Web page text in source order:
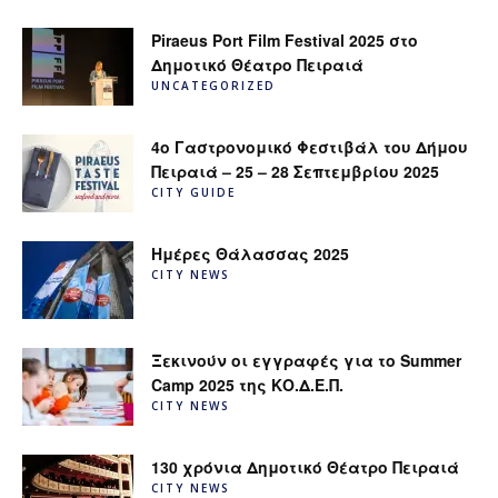
Piraeus Port Film Festival 2025 στο
Δημοτικό Θέατρο Πειραιά
UNCATEGORIZED
4ο Γαστρονομικό Φεστιβάλ του Δήμου
Πειραιά – 25 – 28 Σεπτεμβρίου 2025
CITY GUIDE
Ημέρες Θάλασσας 2025
CITY NEWS
Ξεκινούν οι εγγραφές για το Summer
Camp 2025 της ΚΟ.Δ.Ε.Π.
CITY NEWS
130 χρόνια Δημοτικό Θέατρο Πειραιά
CITY NEWS